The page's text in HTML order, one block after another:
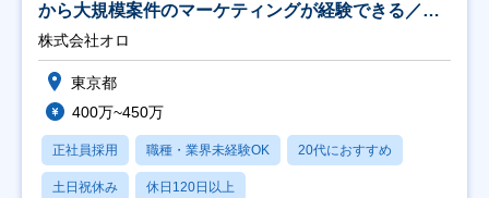
から大規模案件のマーケティングが経験できる／研
修充実】
株式会社オロ
東京都
400万~450万
正社員採用 職種・業界未経験OK 20代におすすめ
土日祝休み 休日120日以上